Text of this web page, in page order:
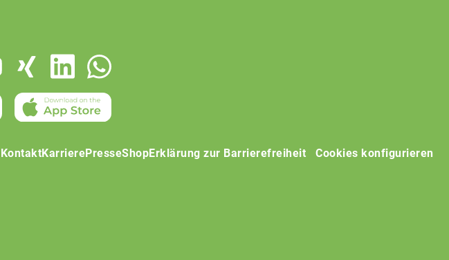
KontaktKarrierePresseShopErklärung zur Barrierefreiheit Cookies konfigurieren